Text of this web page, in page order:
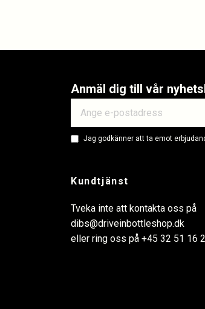
Anmäl dig till vår
Jag godkänner att ta emot
Kundtjänst
Tveka inte att kontakta oss på
dibs@driveinbottleshop.dk
eller ring oss på +45 32 51 16